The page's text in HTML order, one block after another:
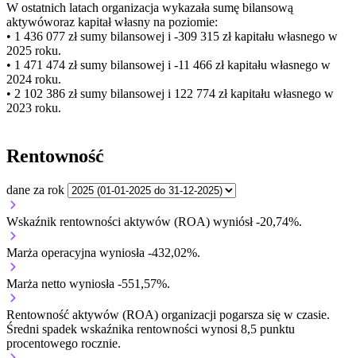
W ostatnich latach organizacja wykazała sumę bilansową
aktywóworaz kapitał własny na poziomie:
• 1 436 077 złsumy bilansowej i -309 315 zł kapitału własnego w
2025 roku.
• 1 471 474 złsumy bilansowej i -11 466 zł kapitału własnego w
2024 roku.
• 2 102 386 złsumy bilansowej i 122 774 zł kapitału własnego w
2023 roku.
Rentowność
dane za rok
Wskaźnik rentowności aktywów (ROA) wyniósł -20,74%.
Marża operacyjna wyniosła -432,02%.
Marża netto wyniosła -551,57%.
Rentowność aktywów (ROA) organizacji pogarsza się w czasie.
Średni spadek wskaźnika rentowności wynosi 8,5 punktu
procentowego rocznie.